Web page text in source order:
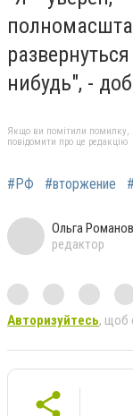
нибудь", -
Якщо ви помітили помилку,
повідомити про це редакцію
#РФ #вторжение
Ольга
редактор
Авторизуйтесь, щоб